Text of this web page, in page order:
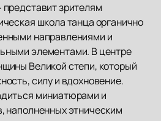
зрителям
школа танца органично
направлениями и
элементами. В центре
Великой степи, который
силу и вдохновение.
миниатюрами и
наполненных этническим